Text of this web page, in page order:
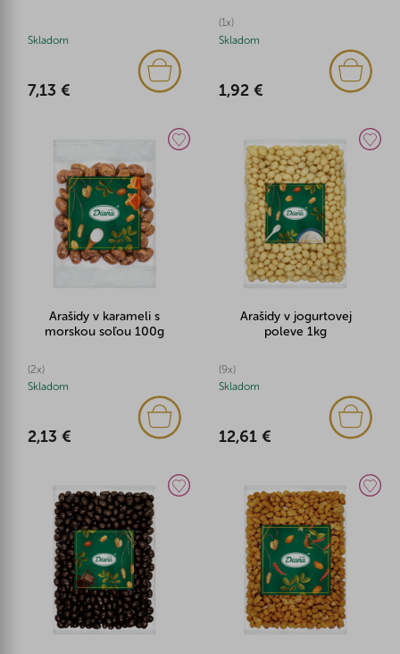
Skladom
7,13 €
(1x)
Skladom
1,92 €
Arašidy v karameli s
morskou soľou 100g
(2x)
Skladom
2,13 €
Arašidy v jogurtovej
poleve 1kg
(9x)
Skladom
12,61 €